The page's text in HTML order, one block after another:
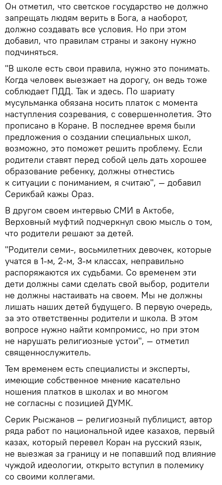
Он отметил, что светское государство не должно
запрещать людям верить в Бога, а наоборот,
должно создавать все условия. Но при этом
добавил, что правилам страны и закону нужно
подчиняться.
"В школе есть свои правила, нужно это понимать.
Когда человек выезжает на дорогу, он ведь тоже
соблюдает ПДД. Так и здесь. По шариату
мусульманка обязана носить платок с момента
наступления созревания, с совершеннолетия. Это
прописано в Коране. В последнее время были
предложения о создании специальных школ,
возможно, это поможет решить проблему. Если
родители ставят перед собой цель дать хорошее
образование ребенку, должны отнестись
к ситуации с пониманием, я считаю", — добавил
Серикбай кажы Ораз.
В другом своем интервью СМИ в Актобе,
Верховный муфтий подчеркнул свою мысль о том,
что родители решают за детей.
"Родители семи-, восьмилетних девочек, которые
учатся в 1-м, 2-м, 3-м классах, неправильно
распоряжаются их судьбами. Со временем эти
дети должны сами сделать свой выбор, родители
не должны настаивать на своем. Мы не должны
лишать наших детей будущего. В первую очередь,
за это ответственны родители и школа. В этом
вопросе нужно найти компромисс, но при этом
не нарушать религиозные устои", — отметил
священнослужитель.
Тем временем есть специалисты и эксперты,
имеющие собственное мнение касательно
ношения платков в школах и во многом
не согласны с позицией ДУМК.
Серик Рысжанов — религиозный публицист, автор
ряда работ по национальной идее казахов, первый
казах, который перевел Коран на русский язык,
не выезжая за границу и не попавший под влияние
чуждой идеологии, открыто вступил в полемику
со своими коллегами.